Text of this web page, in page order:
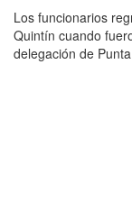
Los funcionarios
Quintín cuando
delegación de